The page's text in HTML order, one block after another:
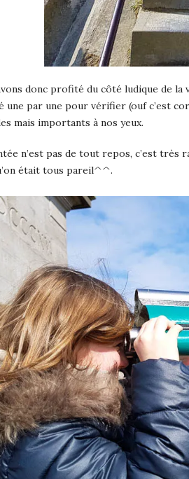
donc profité du côté ludique de la
une par une pour vérifier (ouf c’est
mais importants à nos yeux.
n’est pas de tout repos, c’est très
était tous pareil^^.